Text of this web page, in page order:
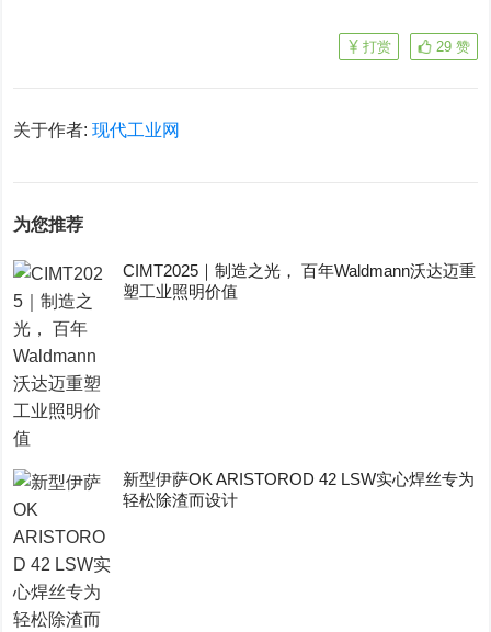
29 赞
打赏
关于作者:现代工业网
为您推荐
CIMT2025｜制造之光， 百年Waldmann沃达迈重
塑工业照明价值
新型伊萨OK ARISTOROD 42 LSW实心焊丝专为
轻松除渣而设计